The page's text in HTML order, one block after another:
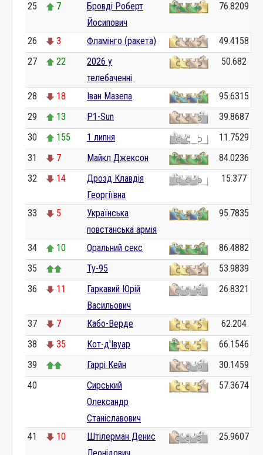
25
7
Бровді Роберт
Йосипович
76.8209
26 3 Фламінго (ракета)
49.4158
27
22
2026 у
телебаченні
50.682
28 18 Іван Мазепа
95.6315
29
13 P1-Sun
39.8687
30
155 1 липня
11.7529
31
7 Майкл Джексон
84.0236
32
14
Дрозд Клавдія
Георгіївна
15.377
33 5
Українська
повстанська армія
95.7835
34 10 Оральний секс
86.4882
35
Ту-95
53.9839
36
11
Гаркавий Юрій
Васильович
26.8321
37 7 Кабо-Верде
62.204
38
35 Кот-д'Івуар
66.1546
39
Гаррі Кейн
30.1459
40
Сирський
Олександр
Станіславович
57.3674
41 10
Штілерман Денис
25.9607